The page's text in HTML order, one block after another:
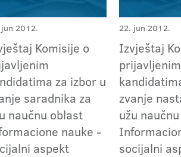
2012.
Komisije o
za izbor u
saradnika za
naučnu oblast
nauke -
aspekt
22. jun 2012.
Izvještaj
prijavljenim
zvanje
užu
socijalni